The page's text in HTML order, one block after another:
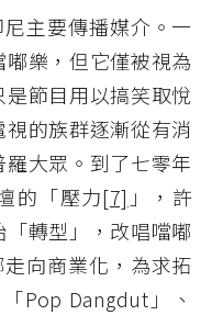
主要傳播媒介。一
樂，但它僅被視為
節目用以搞笑取悅
的族群逐漸從有消
大眾。到了七零年
的「壓力[7] 」，許
轉型」，改唱噹嘟
向商業化，為求拓
Pop Dangdut」、